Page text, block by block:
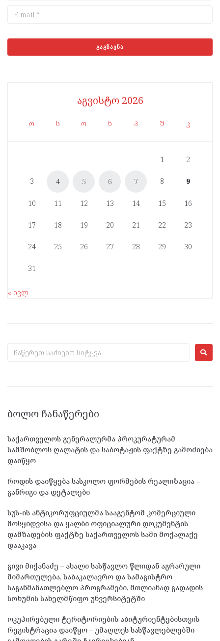
აგვისტო 2026
ო ს ო ხ პ შ კ
1 2
3 4 5 6 7 8 9
10 11 12 13 14 15 16
17 18 19 20 21 22 23
24 25 26 27 28 29 30
31
« ივლ
ᲑᲝᲚᲝ ᲩᲐᲜᲐᲬᲔᲠᲔᲑᲘ
საქართველოს გენერალურმა პროკურატურამ
სამშობლოს ღალატის და საბოტაჟის ფაქტზე გამოძიება
დაიწყო
როდის დაიწყება სასკოლო ფორმების რეალიზაცია –
განრიგი და დეტალები
სუს-ის ანტიკორუფციულმა სააგენტომ კომერციული
მოსყიდვისა და ყალბი ოფიციალური დოკუმენტის
დამზადების ფაქტზე საქართველოს სამი მოქალაქე
დააკავა
გივი მიქანაძე – ახალი სასწავლო წლიდან აგრარული
მიმართულება, საბაკალავრო და სამაგისტრო
საგანმანათლებლო პროგრამები, მთლიანად გადადის
სოხუმის სახელმწიფო უნვერსიტეტში
ოკუპირებული ტერიტორიების აბიტურიენტებისთვის
რეგისტრაცია დაიწყო – უმაღლეს სასწავლებლებში